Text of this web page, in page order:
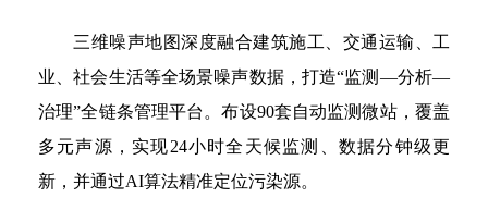
三维噪声地图深度融合建筑施工、交通运输、工
业、社会生活等全场景噪声数据，打造“监测—分析—
治理”全链条管理平台。布设90套自动监测微站，覆盖
多元声源，实现24小时全天候监测、数据分钟级更
新，并通过AI算法精准定位污染源。